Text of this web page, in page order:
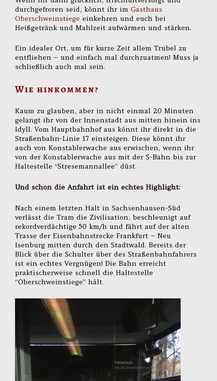
durchgefroren seid, könnt ihr imGasthaus
Oberschweinstiege einkehren und euch bei
Heißgetränk und Mahlzeit aufwärmen und stärken.
Ein idealer Ort, um für kurze Zeit allem Trubel zu
entfliehen – und einfach mal durchzuatmen! Muss ja
schließlich auch mal sein.
Wie hinkommen?
Kaum zu glauben, aber in nicht einmal 20 Minuten
gelangt ihr von der Innenstadt aus mitten hinein ins
Idyll. Vom Hauptbahnhof aus könnt ihr direkt in die
Straßenbahn-Linie 17 einsteigen. Diese könnt ihr
auch von Konstablerwache aus erwischen, wenn ihr
von der Konstablerwache aus mit der S-Bahn bis zur
Haltestelle “Stresemannallee” düst.
Und schon die Anfahrt ist ein echtes Highlight:
Nach einem letzten Halt in Sachsenhausen-Süd
verlässt die Tram die Zivilisation, beschleunigt auf
rekordverdächtige 50 km/h und fährt auf der alten
Trasse der Eisenbahnstrecke Frankfurt – Neu
Isenburg mitten durch den Stadtwald. Bereits der
Blick über die Schulter über des Straßenbahnfahrers
ist ein echtes Vergnügen! Die Bahn erreicht
praktischerweise schnell die Haltestelle
“Oberschweinstiege” hält.